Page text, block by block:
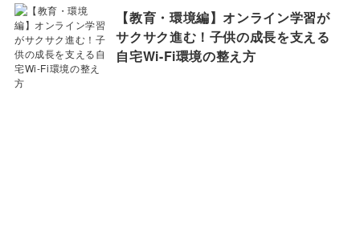
【教育・環境編】オンライン学習が
サクサク進む！子供の成長を支える
自宅Wi-Fi環境の整え方